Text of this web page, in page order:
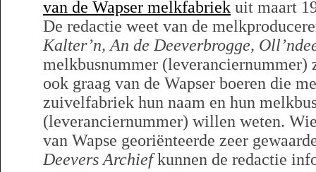
van de Wapser melkfabriek uit maart
De redactie weet van de
Kalter’n, An de Deeverbrogge,
melkbusnummer (leveranciernummer)
ook graag van de Wapser boeren die
zuivelfabriek hun naam en hun
(leveranciernummer) willen weten.
van Wapse georiënteerde zeer
Deevers Archiefkunnen de redactie